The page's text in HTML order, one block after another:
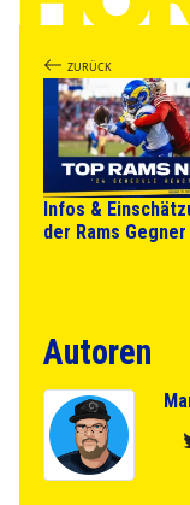
ZURÜCK
Infos &
der Rams Gegner
Autoren